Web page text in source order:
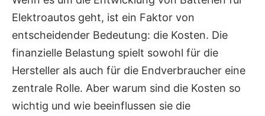
Elektroautos geht, ist ein Faktor von
entscheidender Bedeutung: die Kosten. Die
finanzielle Belastung spielt sowohl für die
Hersteller als auch für die Endverbraucher eine
zentrale Rolle. Aber warum sind die Kosten so
wichtig und wie beeinflussen sie die